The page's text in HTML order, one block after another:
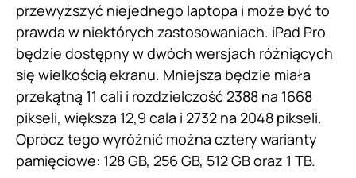
przewyższyć niejednego laptopa i może być to
prawda w niektórych zastosowaniach. iPad Pro
będzie dostępny w dwóch wersjach różniących
się wielkością ekranu. Mniejsza będzie miała
przekątną 11 cali i rozdzielczość 2388 na 1668
pikseli, większa 12,9 cala i 2732 na 2048 pikseli.
Oprócz tego wyróżnić można cztery warianty
pamięciowe: 128 GB, 256 GB, 512 GB oraz 1 TB.